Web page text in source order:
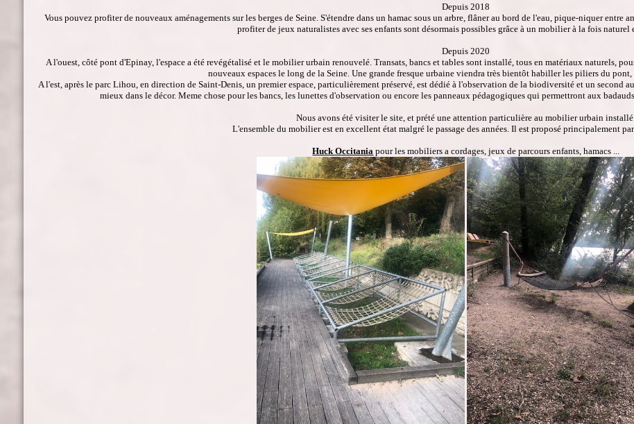
Depuis 2018
Vous pouvez profiter de nouveaux aménagements sur les berges de Seine. S'étendre dans un hamac sous un arbre, flâner au bord de l'eau, pique-niquer
profiter de jeux naturalistes avec ses enfants sont désormais possibles grâce à un mobilier à la fois naturel
Depuis 2020
A l'ouest, côté pont d'Epinay, l'espace a été revégétalisé et le mobilier urbain renouvelé. Transats, bancs et tables sont installé, tous en matériaux naturels,
nouveaux espaces le long de la Seine. Une grande fresque urbaine viendra très bientôt habiller les piliers du
A l'est, après le parc Lihou, en direction de Saint-Denis, un premier espace, particulièrement préservé, est dédié à l'observation de la biodiversité et un second
mieux dans le décor. Meme chose pour les bancs, les lunettes d'observation ou encore les panneaux pédagogiques qui permettront aux
Nous avons été visiter le site, et prété une attention particulière au mobilier urbain installé.
L'ensemble du mobilier est en excellent état malgré le passage des années. Il est proposé principalement
Huck Occitania pour les mobiliers a cordages, jeux de parcours enfants, hamacs ...